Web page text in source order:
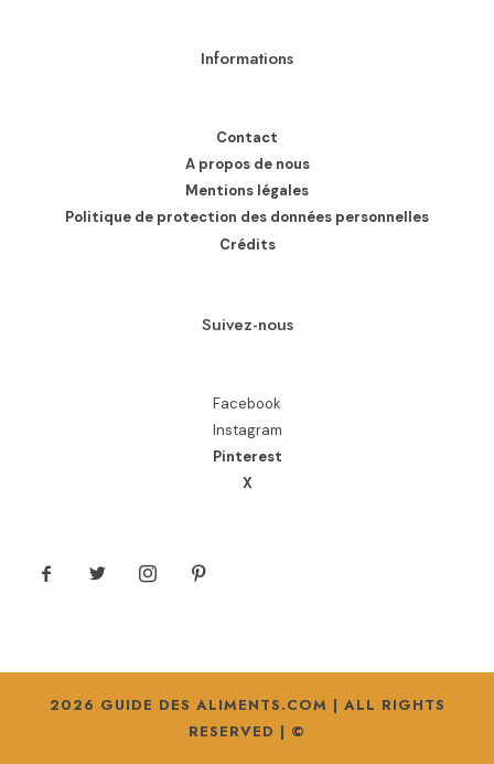
Informations
Contact
A propos de nous
Mentions légales
Politique de protection des données personnelles
Crédits
Suivez-nous
Facebook
Instagram
Pinterest
X
2026 GUIDE DES ALIMENTS.COM | ALL RIGHTS
RESERVED | ©